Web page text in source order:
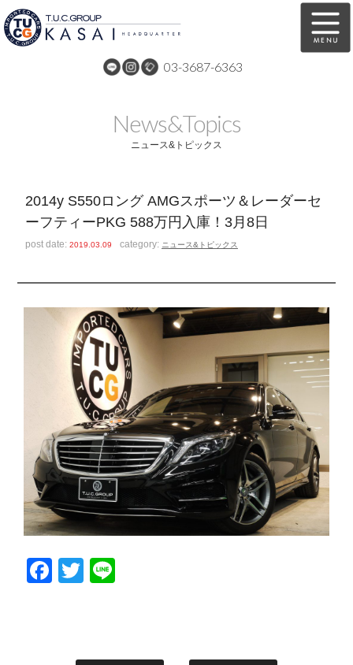
03-3687-6363
全国納車 特別作業
注文販売
スタッフ紹介 リクルート
お問い合わせ
スタッフblog 納車blog
ホーム T.U.C.GROUP
News&Topics
ニュース&トピックス
2014y S550ロング AMGスポーツ＆レーダーセ
ーフティーPKG 588万円入庫！3月8日
post date:2019.03.09 category: ニュース&トピックス
Facebook
Twitter